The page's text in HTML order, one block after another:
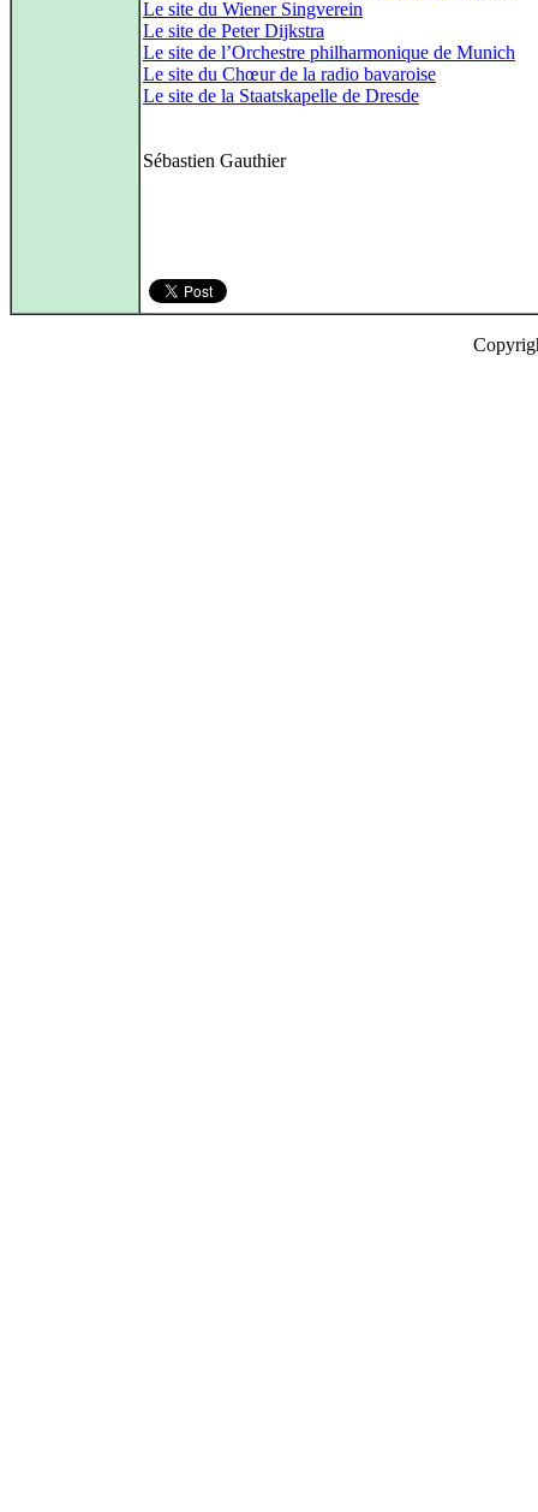
Le site du Wiener Singverein
Le site de Peter Dijkstra
Le site de l’Orchestre philharmonique de Munich
Le site du Chœur de la radio bavaroise
Le site de la Staatskapelle de Dresde
Sébastien Gauthier